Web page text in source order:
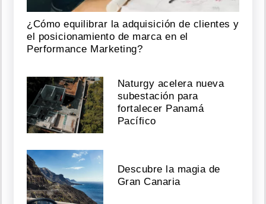
¿Cómo equilibrar la adquisición de clientes y
el posicionamiento de marca en el
Performance Marketing?
Naturgy acelera nueva
subestación para
fortalecer Panamá
Pacífico
Descubre la magia de
Gran Canaria